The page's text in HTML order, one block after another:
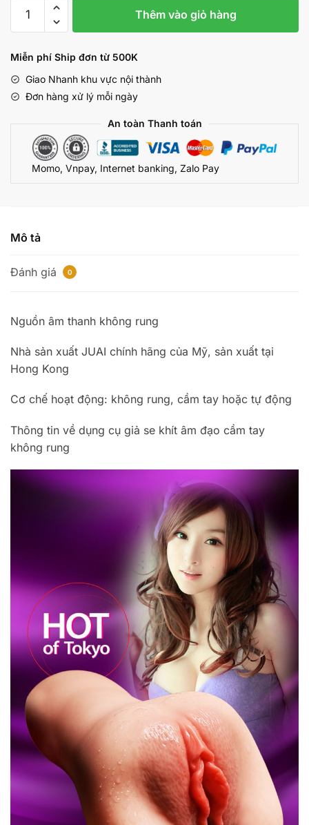
Đạo
Cầm
Hồng
Hào
Rung
CU888
Thêm vào giỏ hàng
Miễn phí Ship đơn từ 500K
Giao Nhanh khu vực nội thành
Đơn hàng xử lý mỗi ngày
An toàn Thanh toán
Momo, Vnpay, Internet banking, Zalo Pay
Mô tả
Đánh giá 0
Nguồn âm thanh không rung
Nhà sản xuất JUAI chính hãng của Mỹ, sản xuất tại
Hong Kong
Cơ chế hoạt động: không rung, cầm tay hoặc tự động
Thông tin về dụng cụ giả se khít âm đạo cầm tay
không rung